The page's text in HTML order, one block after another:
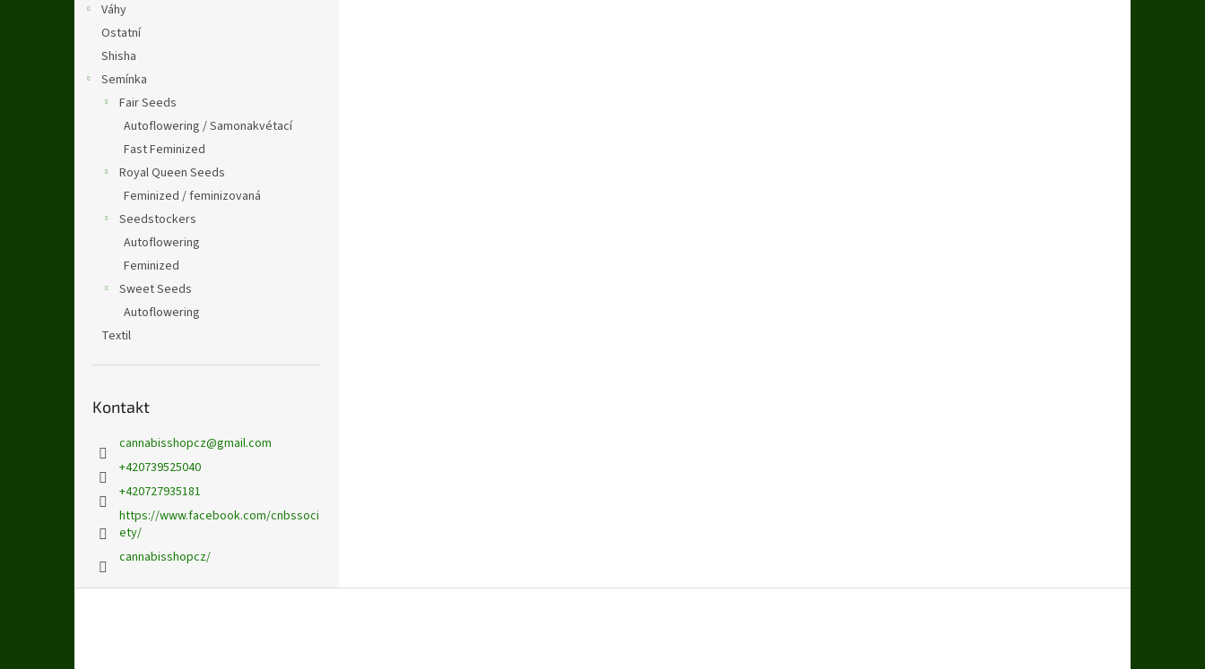
Váhy
Ostatní
Shisha
Semínka
Fair Seeds
Autoflowering / Samonakvétací
Fast Feminized
Royal Queen Seeds
Feminized / feminizovaná
Seedstockers
Autoflowering
Feminized
Sweet Seeds
Autoflowering
Textil
Kontakt
cannabisshopcz@gmail.com
+420739525040
+420727935181
https://www.facebook.com/cnbssoci
ety/
cannabisshopcz/